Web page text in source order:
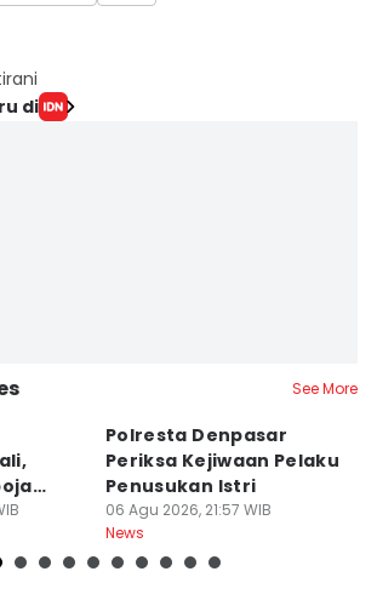
di
See More
Polresta Denpasar
Periksa Kejiwaan Pelaku
Penusukan Istri
06 Agu 2026, 21:57 WIB
News